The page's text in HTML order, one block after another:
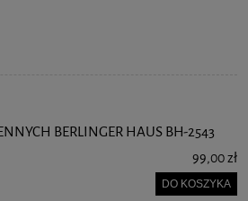
BERLINGER HAUS BH-2543
99,00 zł
DO KOSZYKA